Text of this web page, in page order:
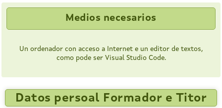
Medios necesarios
Un ordenador con acceso a Internet e un editor de textos,
como pode ser Visual Studio Code.
Datos persoal Formador e Titor